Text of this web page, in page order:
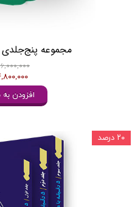
مجموعه
۶,۰۰۰,۰۰۰ تومان
۴,۸۰۰,۰۰۰
افزودن
۲۰ درصد